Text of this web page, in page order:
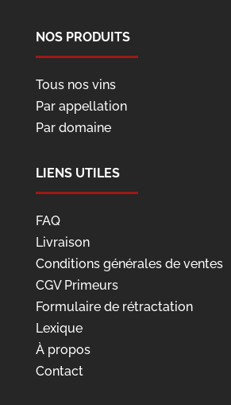
NOS PRODUITS
Tous nos vins
Par appellation
Par domaine
LIENS UTILES
FAQ
Livraison
Conditions générales de ventes
CGV Primeurs
Formulaire de rétractation
Lexique
À propos
Contact